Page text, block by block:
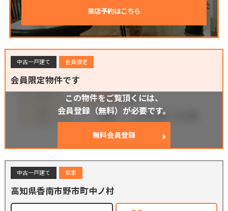
来店予約はこちら
中古一戸建て 会員限定
会員限定物件です
この物件をご覧頂くには、
会員登録（無料）が必要です。
無料会員登録
中古一戸建て 空家
高知県香南市野市町中ノ村